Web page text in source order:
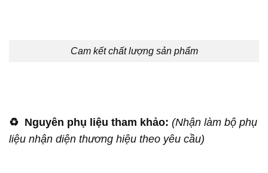
Cam kết chất lượng sản phẩm
♻️ Nguyên phụ liệu tham khảo: (Nhận làm bộ phụ
liệu nhận diện thương hiệu theo yêu cầu)